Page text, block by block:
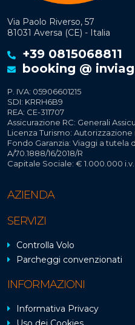
Via Paolo Riverso, 57
81031 Aversa (CE) - Italia
+39 0815068811
booking @
P. IVA: 05906601215
SDI: KRRH6B9
REA: CE-311707
Assicurazione RC: Generali
Licenza Turismo: Autorizzazione
Fondo Garanzia: Viaggi a tutela
A/70.1888/16/2018/R
Capitale Sociale: € 1.000.000 i.v.
AZIENDA
SERVIZI
Controlla Volo
Parcheggi convenzionati
INFORMAZIONI
Informativa Privacy